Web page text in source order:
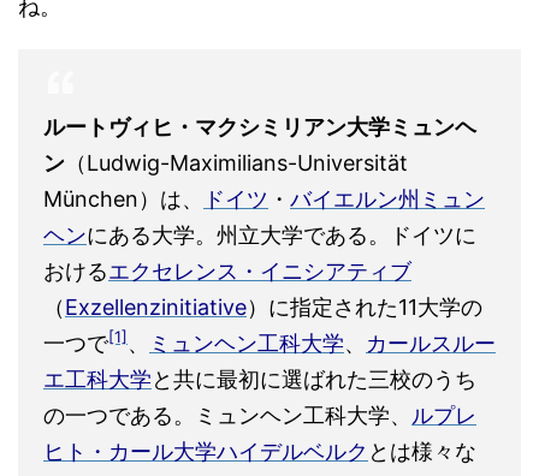
ね。
ルートヴィヒ・マクシミリアン大学ミュンヘ
ン （Ludwig-Maximilians-Universität
München）は、 ドイツ ・ バイエルン州 ミュン
ヘンにある大学。州立大学である。ドイツに
おけるエクセレンス・イニシアティブ
（Exzellenzinitiative）に指定された11大学の
一つで[1] 、 ミュンヘン工科大学、 カールスルー
エ工科大学と共に最初に選ばれた三校のうち
の一つである。ミュンヘン工科大学、 ルプレ
ヒト・カール大学ハイデルベルク とは様々な